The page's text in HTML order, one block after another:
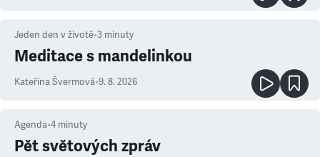
Jeden den v životě•3 minuty
Meditace s mandelinkou
Kateřina Švermová•9. 8. 2026
Agenda•4 minuty
Pět světových zpráv